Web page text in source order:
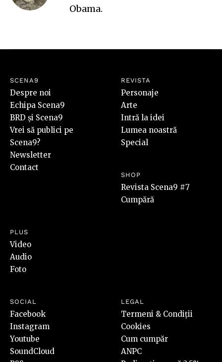
Obama.
SCENA9
Despre noi
Echipa Scena9
BRD și Scena9
Vrei să publici pe
Scena9?
Newsletter
Contact
REVISTA
Personaje
Arte
Intră la idei
Lumea noastră
Special
SHOP
Revista Scena9 #7
Cumpără
PLUS
Video
Audio
Foto
SOCIAL
Facebook
Instagram
Youtube
SoundCloud
LEGAL
Termeni & Condiții
Cookies
Cum cumpăr
ANPC